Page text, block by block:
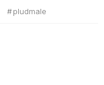
pludmale